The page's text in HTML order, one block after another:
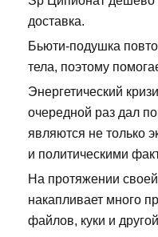
доставка.
Бьюти-подушка
тела, поэтому
Энергетический
очередной раз дал
являются не только
и политическими
На протяжении
накапливает много
файлов, куки и